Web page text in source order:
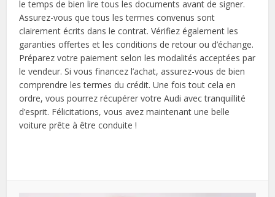
le temps de bien lire tous les documents avant de signer.
Assurez-vous que tous les termes convenus sont
clairement écrits dans le contrat. Vérifiez également les
garanties offertes et les conditions de retour ou d’échange.
Préparez votre paiement selon les modalités acceptées par
le vendeur. Si vous financez l’achat, assurez-vous de bien
comprendre les termes du crédit. Une fois tout cela en
ordre, vous pourrez récupérer votre Audi avec tranquillité
d’esprit. Félicitations, vous avez maintenant une belle
voiture prête à être conduite !